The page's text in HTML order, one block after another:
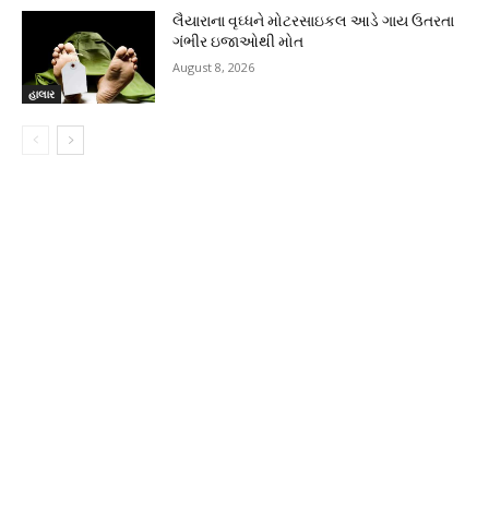
હાલાર
લૈયારાના વૃઘ્ધને મોટરસાઇકલ આડે ગાય ઉતરતા
ગંભીર ઇજાઓથી મોત
August 8, 2026